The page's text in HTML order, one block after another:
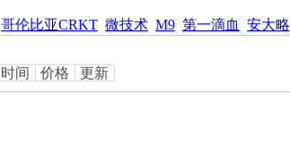
哥伦比亚CRKT 微技术 M9 第一滴血 安大略
时间 价格 更新